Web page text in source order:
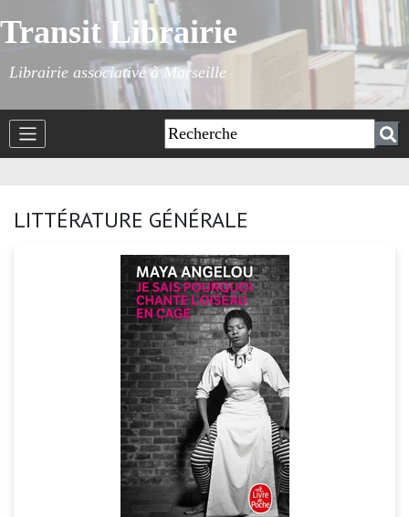
Transit Librairie
Librairie associative à Marseille
LITTÉRATURE GÉNÉRALE